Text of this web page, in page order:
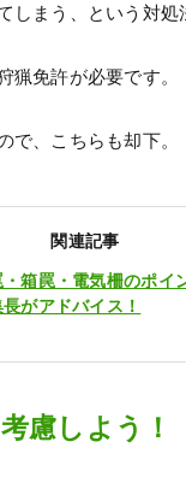
しまう、という対処
猟免許が必要です。
で、こちらも却下。
関連記事
・箱罠・電気柵のポイ
がアドバイス！
慮しよう！